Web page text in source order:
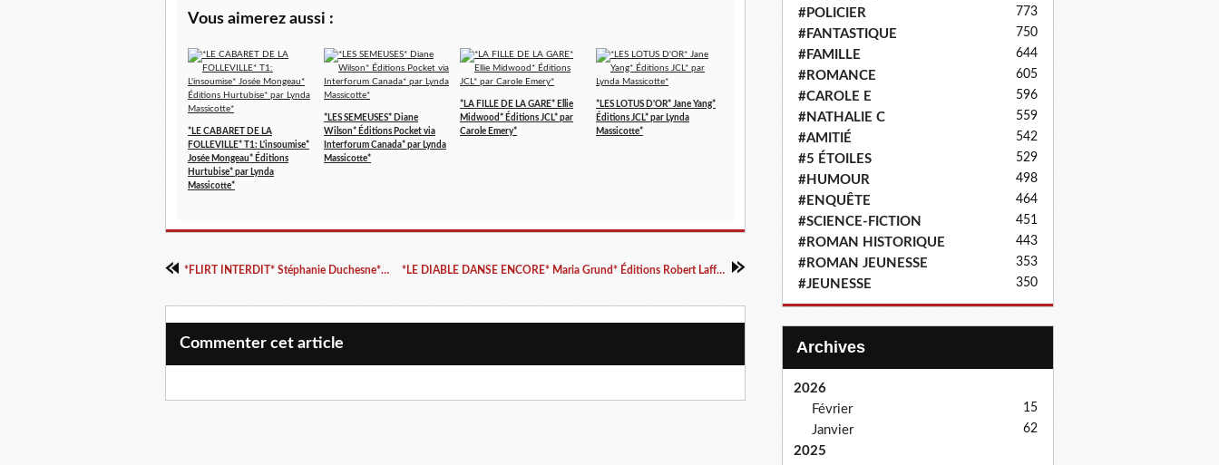
Vous aimerez aussi :
*LE CABARET DE LA
FOLLEVILLE* T1: L'insoumise*
Josée Mongeau* Éditions
Hurtubise* par Lynda
Massicotte*
*LES SEMEUSES* Diane
Wilson* Éditions Pocket via
Interforum Canada* par Lynda
Massicotte*
*LA FILLE DE LA GARE* Ellie
Midwood* Éditions JCL* par
Carole Emery*
*LES LOTUS D'OR* Jane Yang*
Éditions JCL* par Lynda
Massicotte*
*FLIRT INTERDIT* Stéphanie Duchesne* A Éditeur* par Lynda Massicotte* *LE DIABLE DANSE ENCORE* Maria Grund* Éditions Robert Laffont via Interforum Canada* par Lynda Massicotte*
Commenter cet article
#POLICIER 773
#FANTASTIQUE 750
#FAMILLE 644
#ROMANCE 605
#CAROLE E 596
#NATHALIE C 559
#AMITIÉ 542
#5 ÉTOILES 529
#HUMOUR 498
#ENQUÊTE 464
#SCIENCE-FICTION 451
#ROMAN HISTORIQUE 443
#ROMAN JEUNESSE 353
#JEUNESSE 350
Archives
2026
Février
15
Janvier 62
2025